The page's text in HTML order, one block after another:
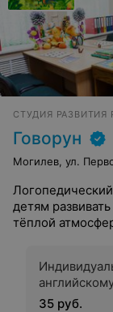
СТУДИЯ РАЗВИТИЯ
Говорун
Могилев, ул.
детям
тёплой
35 руб.